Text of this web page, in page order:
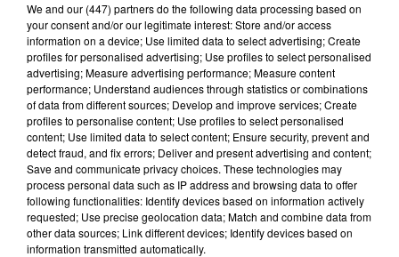
Lecture (1 min 14 sec)
100%
We and our (447) partnersdo the following data processing based on
your consent and/or our legitimate interest: Store and/or access
information on a device; Use limited data to select advertising; Create
profiles for personalised advertising; Use profiles to select personalised
advertising; Measure advertising performance; Measure content
performance; Understand audiences through statistics or combinations
of data from different sources; Develop and improve services; Create
profiles to personalise content; Use profiles to select personalised
content; Use limited data to select content; Ensure security, prevent and
detect fraud, and fix errors; Deliver and present advertising and content;
Save and communicate privacy choices. These technologies may
process personal data such as IP address and browsing data to offer
following functionalities: Identify devices based on information actively
requested; Use precise geolocation data; Match and combine data from
other data sources; Link different devices; Identify devices based on
information transmitted automatically.